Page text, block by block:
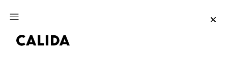
Zum Hauptinhalt springen